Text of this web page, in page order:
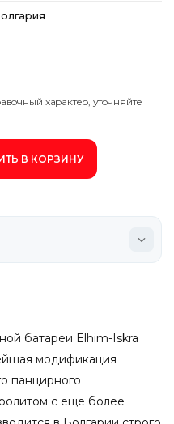
xapaктep, утoчняйтe
В КОРЗИНУ
батареи Elhim-Iskra
модификация
панцирного
с еще более